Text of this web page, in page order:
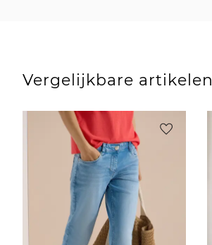
Vergelijkbare artikelen